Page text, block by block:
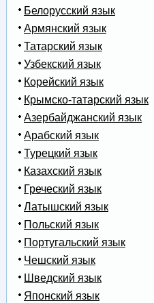
Белорусский язык
Армянский язык
Татарский язык
Узбекский язык
Корейский язык
Крымско-татарский язык
Азербайджанский язык
Арабский язык
Турецкий язык
Казахский язык
Греческий язык
Латышский язык
Польский язык
Португальский язык
Чешский язык
Шведский язык
Японский язык